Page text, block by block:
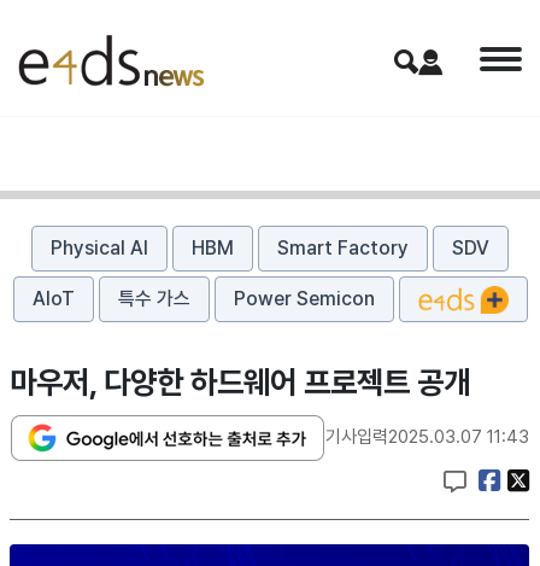
Physical AI HBM Smart Factory SDV
AIoT 특수 가스 Power Semicon
마우저, 다양한 하드웨어 프로젝트 공개
기사입력2025.03.07 11:43